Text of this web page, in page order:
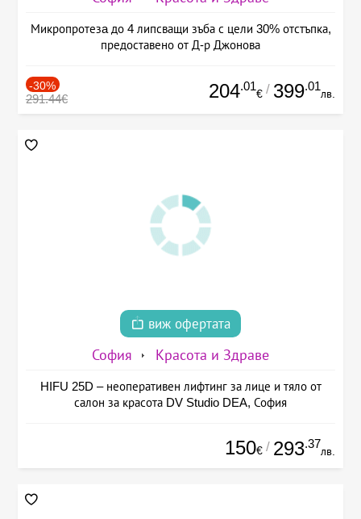
Микропротезa до 4 липсващи зъба с цели 30% отстъпка,
предоставено от Д-р Джонова
-30%
291.44€ 204.01
€ / 399.01
лв.
виж офертата
София Красота и Здраве
HIFU 25D – неоперативен лифтинг за лице и тяло от
салон за красота DV Studio DEA, София
150€ / 293.37
лв.